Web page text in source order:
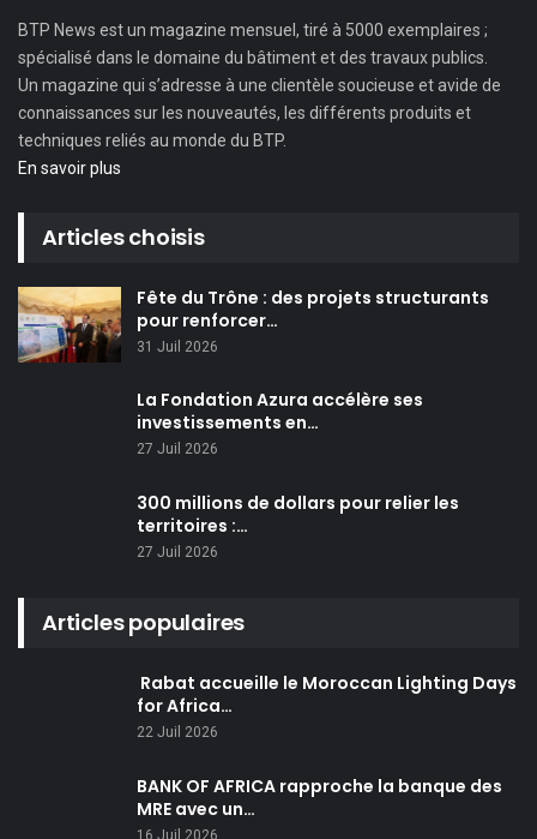
BTP News est un magazine mensuel, tiré à 5000 exemplaires ;
spécialisé dans le domaine du bâtiment et des travaux publics.
Un magazine qui s’adresse à une clientèle soucieuse et avide de
connaissances sur les nouveautés, les différents produits et
techniques reliés au monde du BTP.
En savoir plus
Articles choisis
Fête du Trône : des projets structurants
pour renforcer…
31 Juil 2026
La Fondation Azura accélère ses
investissements en…
27 Juil 2026
300 millions de dollars pour relier les
territoires :…
27 Juil 2026
Articles populaires
Rabat accueille le Moroccan Lighting Days
for Africa…
22 Juil 2026
BANK OF AFRICA rapproche la banque des
MRE avec un…
16 Juil 2026